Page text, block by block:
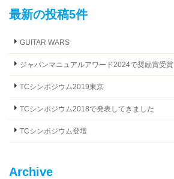
最新の投稿5件
GUITAR WARS
ジャパンマニュアルアワード2024で奨励賞受賞
TCシンポジウム2019東京
TCシンポジウム2018で発表してきました
TCシンポジウム登壇
Archive